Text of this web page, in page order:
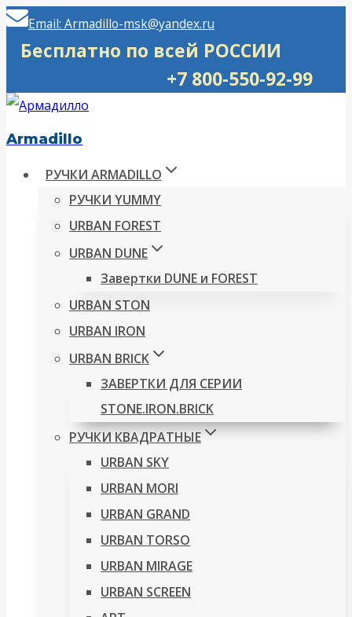
Перейти
Email: Armadillo-msk@yandex.ru
Бесплатно по всей РОССИИ
+7 800-550-92-99
Armadillo
РУЧКИ ARMADILLO
РУЧКИ YUMMY
URBAN FOREST
URBAN DUNE
Завертки DUNE и FOREST
URBAN STON
URBAN IRON
URBAN BRICK
ЗАВЕРТКИ ДЛЯ СЕРИИ
STONE.IRON.BRICK
РУЧКИ КВАДРАТНЫЕ
URBAN SKY
URBAN MORI
URBAN GRAND
URBAN TORSO
URBAN MIRAGE
URBAN SCREEN